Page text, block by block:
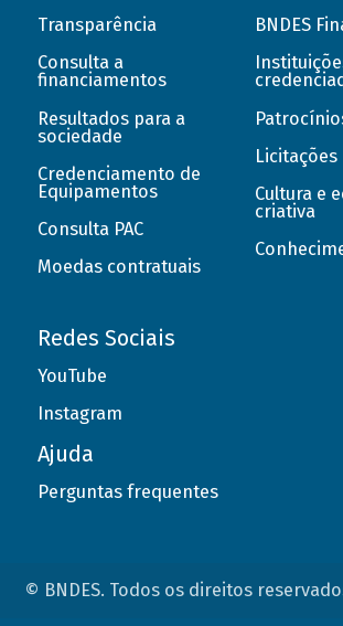
Transparência
Consulta a
financiamentos
Resultados para a
sociedade
Credenciamento de
Equipamentos
Consulta PAC
Moedas contratuais
BNDES
Licitações
Cultura e
criativa
Redes Sociais
YouTube
Instagram
Ajuda
Perguntas frequentes
© BNDES. Todos os direitos